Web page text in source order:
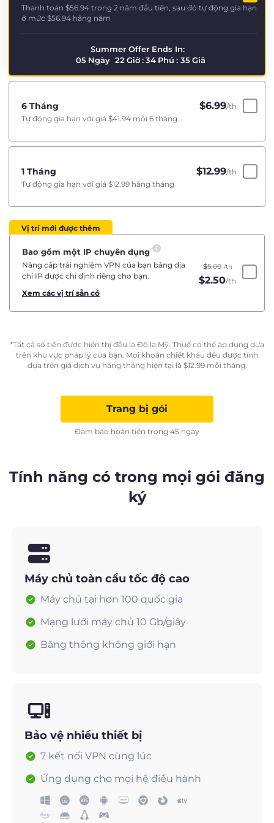
Thanh toán $56.94 trong 2 năm đầu tiên, sau đó tự động gia hạn
ở mức $56.94 hằng năm
Summer Offer Ends In:
05 Ngày 22 Giờ : 34 Phú : 35 Giâ
6 Tháng $6.99/th
Tự động gia hạn với giá $41.94 mỗi 6 tháng
1 Tháng $12.99/th
Tự động gia hạn với giá $12.99 hằng tháng
Vị trí mới được thêm
Bao gồm một IP chuyên dụng
Nâng cấp trải nghiệm VPN của bạn bằng địa
chỉ IP được chỉ định riêng cho bạn.
Xem các vị trí sẵn có
$5.00 /th
$2.50/th
*Tất cả số tiền được hiển thị đều là Đô la Mỹ. Thuế có thể áp dụng dựa
trên khu vực pháp lý của bạn. Mọi khoản chiết khấu đều được tính
dựa trên giá dịch vụ hàng tháng hiện tại là $12.99mỗi tháng.
Trang bị gói
Đảm bảo hoàn tiền trong 45 ngày
Tính năng có trong mọi gói đăng
ký
Máy chủ toàn cầu tốc độ cao
Máy chủ tại hơn 100 quốc gia
Mạng lưới máy chủ 10 Gb/giây
Băng thông không giới hạn
Bảo vệ nhiều thiết bị
7 kết nối VPN cùng lúc
Ứng dụng cho mọi hệ điều hành